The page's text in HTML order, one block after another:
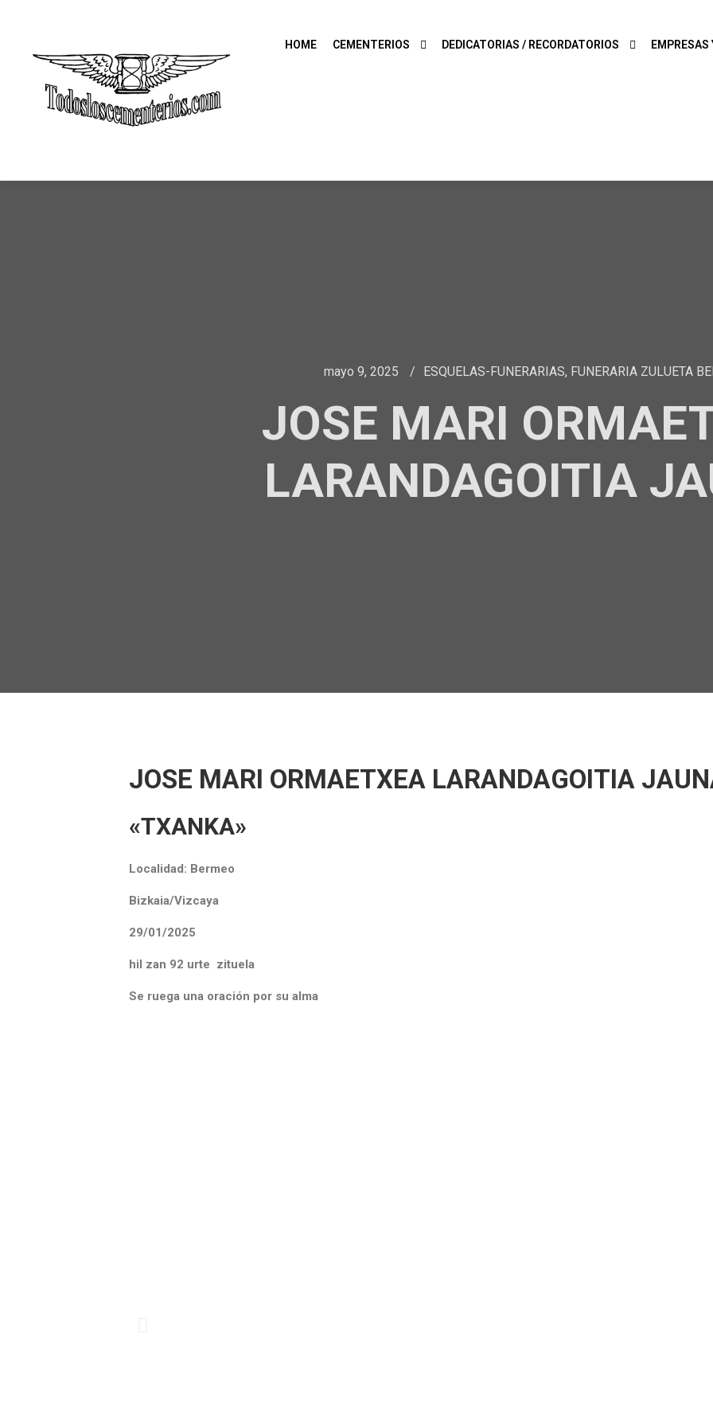
HOME CEMENTERIOS DEDICATORIAS / RECORDATORIOS EMPRESAS
mayo 9, 2025 ESQUELAS-FUNERARIAS, FUNERARIA ZULUETA
JOSE MARI
LARANDAGOITIA
JOSE MARI ORMAETXEA LARANDAGOITIA
«TXANKA»
Localidad: Bermeo
Bizkaia/Vizcaya
29/01/2025
hil zan 92 urte zituela
Se ruega una oración por su alma